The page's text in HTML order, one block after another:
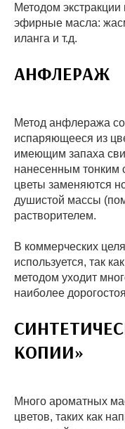
Методом
эфирные масла:
иланга и т.д.
АНФЛЕРАЖ
Метод анфлеража
испаряющееся из
имеющим запаха
нанесенным тонким
цветы заменяются
душистой массы
растворителем.
В коммерческих
используется, так
методом уходит
наиболее
КОПИИ»
Много ароматных
цветов, таких как